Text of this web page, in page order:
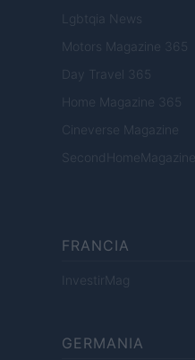
Lgbtqia News
Motors Magazine 365
Day Travel 365
Home Magazine 365
Cineverse Magazine
SecondHomeMagazine
FRANCIA
InvestirMag
GERMANIA